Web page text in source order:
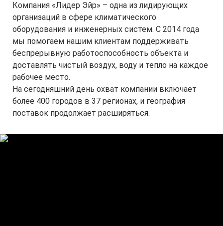
Компания «Лидер Эйр» – одна из лидирующих
организаций в сфере климатического
оборудования и инженерных систем. С 2014 года
мы помогаем нашим клиентам поддерживать
беспрерывную работоспособность объекта и
доставлять чистый воздух, воду и тепло на каждое
рабочее место.
На сегодняшний день охват компании включает
более 400 городов в 37 регионах, и география
поставок продолжает расширяться.